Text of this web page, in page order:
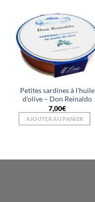
Petites sardines à l’huile
d’olive – Don Reinaldo
7,00€
AJOUTER AU PANIER